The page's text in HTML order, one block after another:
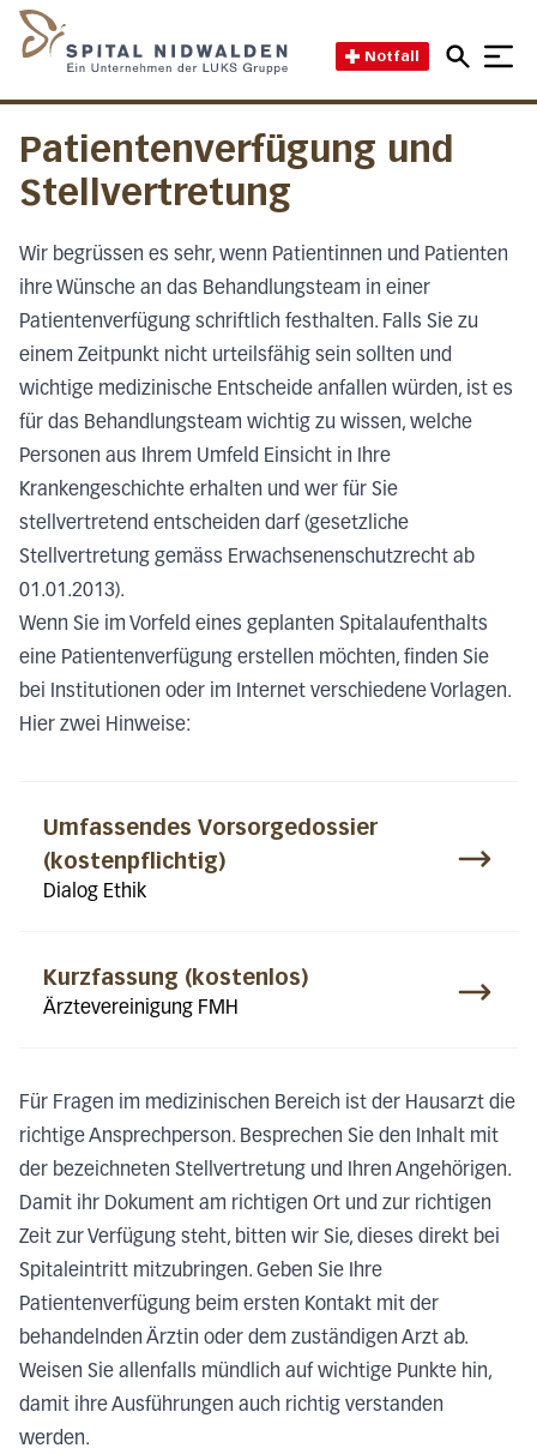
Notfall
Patientenverfügung und
Stellvertretung
Wir begrüssen es sehr, wenn Patientinnen und Patienten
ihre Wünsche an das Behandlungsteam in einer
Patientenverfügung schriftlich festhalten. Falls Sie zu
einem Zeitpunkt nicht urteilsfähig sein sollten und
wichtige medizinische Entscheide anfallen würden, ist es
für das Behandlungsteam wichtig zu wissen, welche
Personen aus Ihrem Umfeld Einsicht in Ihre
Krankengeschichte erhalten und wer für Sie
stellvertretend entscheiden darf (gesetzliche
Stellvertretung gemäss Erwachsenenschutzrecht ab
01.01.2013).
Wenn Sie im Vorfeld eines geplanten Spitalaufenthalts
eine Patientenverfügung erstellen möchten, finden Sie
bei Institutionen oder im Internet verschiedene Vorlagen.
Hier zwei Hinweise:
Umfassendes Vorsorgedossier
(kostenpflichtig)
Dialog Ethik
Kurzfassung (kostenlos)
Ärztevereinigung FMH
Für Fragen im medizinischen Bereich ist der Hausarzt die
richtige Ansprechperson. Besprechen Sie den Inhalt mit
der bezeichneten Stellvertretung und Ihren Angehörigen.
Damit ihr Dokument am richtigen Ort und zur richtigen
Zeit zur Verfügung steht, bitten wir Sie, dieses direkt bei
Spitaleintritt mitzubringen. Geben Sie Ihre
Patientenverfügung beim ersten Kontakt mit der
behandelnden Ärztin oder dem zuständigen Arzt ab.
Weisen Sie allenfalls mündlich auf wichtige Punkte hin,
damit ihre Ausführungen auch richtig verstanden
werden.